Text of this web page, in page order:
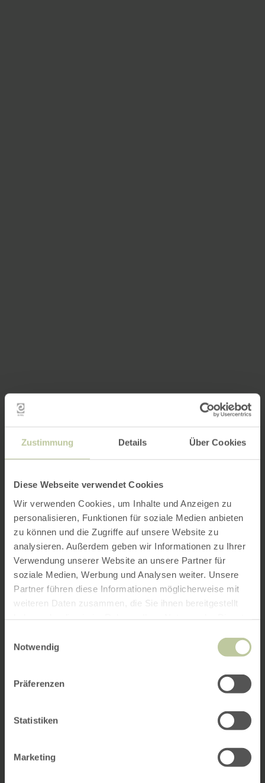
Zustimmung Details Über Cookies
Diese Webseite verwendet Cookies
Wir verwenden Cookies, um Inhalte und Anzeigen zu
personalisieren, Funktionen für soziale Medien anbieten
zu können und die Zugriffe auf unsere Website zu
analysieren. Außerdem geben wir Informationen zu Ihrer
Verwendung unserer Website an unsere Partner für
soziale Medien, Werbung und Analysen weiter. Unsere
Partner führen diese Informationen möglicherweise mit
weiteren Daten zusammen, die Sie ihnen bereitgestellt
Notwendig
Präferenzen
Statistiken
Marketing